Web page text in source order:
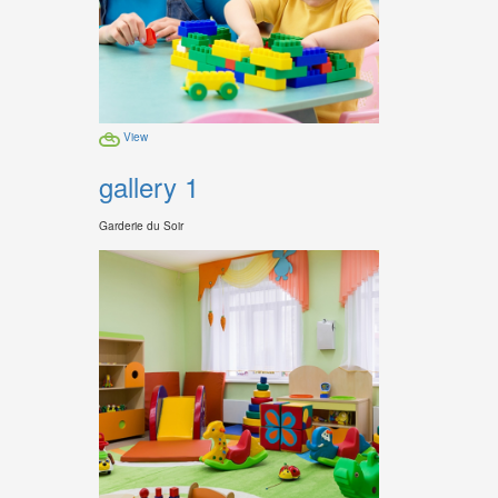
View
gallery 1
Garderie du Soir